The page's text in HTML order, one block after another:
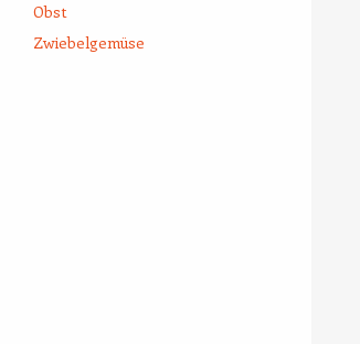
Obst
Zwiebelgemüse